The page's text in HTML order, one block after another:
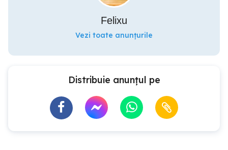
Felixu
Vezi toate anunțurile
Distribuie anunțul pe